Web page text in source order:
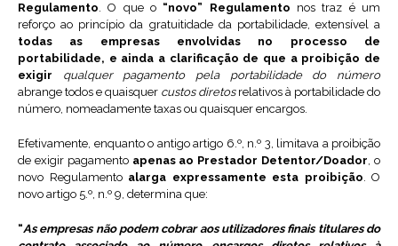
Regulamento. O que o “novo” Regulamento nos traz é um
reforço ao princípio da gratuitidade da portabilidade, extensível a
todas as empresas envolvidas no processo de
portabilidade, e ainda a clarificação de que a proibição de
exigir qualquer pagamento pela portabilidade do número
abrange todos e quaisquer custos diretosrelativos à portabilidade do
número, nomeadamente taxas ou quaisquer encargos.
Efetivamente, enquanto o antigo artigo 6.º, n.º 3, limitava a proibição
de exigir pagamento apenas ao Prestador Detentor/Doador, o
novo Regulamento alarga expressamente esta proibição. O
novo artigo 5.º, n.º 9, determina que:
“As empresas não podem cobrar aos utilizadores finais titulares do